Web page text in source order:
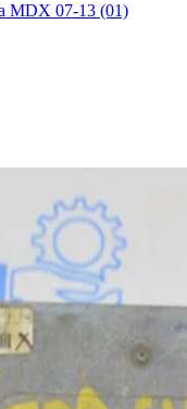
MDX 07-13 (01)